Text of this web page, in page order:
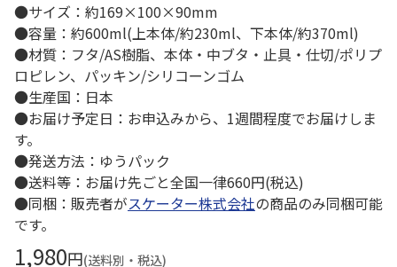
●サイズ：約169×100×90mm
●容量：約600ml(上本体/約230ml、下本体/約370ml)
●材質：フタ/AS樹脂、本体・中ブタ・止具・仕切/ポリプ
ロピレン、パッキン/シリコーンゴム
●生産国：日本
●お届け予定日：お申込みから、1週間程度でお届けしま
す。
●発送方法：ゆうパック
●送料等：お届け先ごと全国一律660円(税込)
●同梱：販売者がスケーター株式会社の商品のみ同梱可能
です。
1,980円(送料別・税込)